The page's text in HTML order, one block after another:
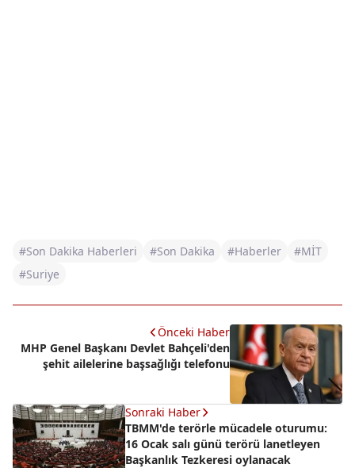
#Son Dakika Haberleri #Son Dakika #Haberler
#MİT
#Suriye
Önceki Haber
MHP Genel Başkanı Devlet Bahçeli'den
şehit ailelerine başsağlığı telefonu
Sonraki Haber
TBMM'de terörle mücadele oturumu:
16 Ocak salı günü terörü lanetleyen
Başkanlık Tezkeresi oylanacak